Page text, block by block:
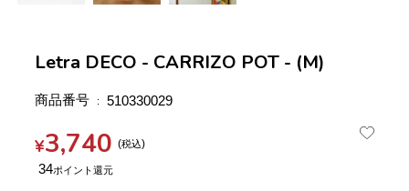
Letra DECO - CARRIZO POT - (M)
商品番号 510330029
¥3,740 税込
34